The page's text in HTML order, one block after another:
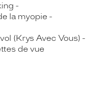
la myopie
(Krys Avec Vous)
de vue